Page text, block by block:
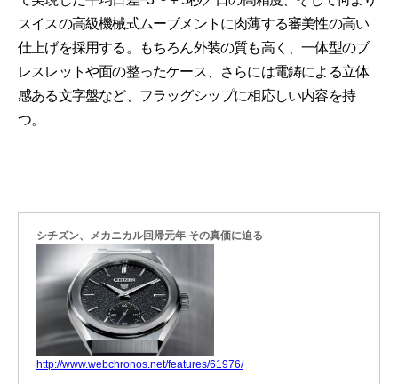
スイスの高級機械式ムーブメントに肉薄する審美性の高い
仕上げを採用する。もちろん外装の質も高く、一体型のブ
レスレットや面の整ったケース、さらには電鋳による立体
感ある文字盤など、フラッグシップに相応しい内容を持
つ。
シチズン、メカニカル回帰元年 その真価に迫る
http://www.webchronos.net/features/61976/